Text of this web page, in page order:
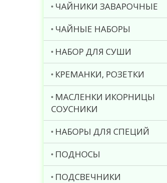
ЧАЙНИКИ ЗАВАРОЧНЫЕ
ЧАЙНЫЕ НАБОРЫ
НАБОР ДЛЯ СУШИ
КРЕМАНКИ, РОЗЕТКИ
МАСЛЕНКИ ИКОРНИЦЫ
СОУСНИКИ
НАБОРЫ ДЛЯ СПЕЦИЙ
ПОДНОСЫ
ПОДСВЕЧНИКИ